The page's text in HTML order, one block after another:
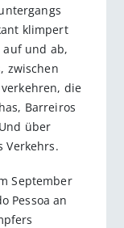
klimpert
und ab,
zwischen
die
Barreiros
über
Verkehrs.
September
Pessoa an